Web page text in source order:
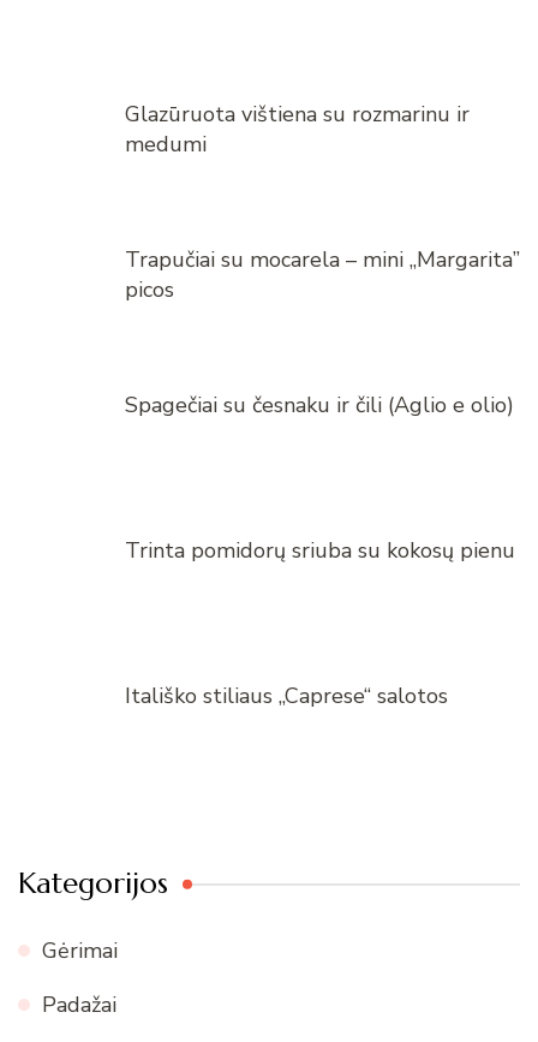
Glazūruota vištiena su rozmarinu ir
medumi
Trapučiai su mocarela – mini „Margarita”
picos
Spagečiai su česnaku ir čili (Aglio e olio)
Trinta pomidorų sriuba su kokosų pienu
Itališko stiliaus „Caprese“ salotos
Kategorijos
Gėrimai
Padažai